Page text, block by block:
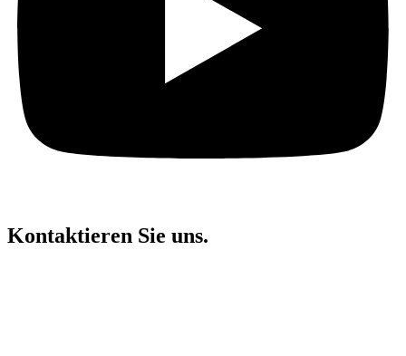
Kontaktieren Sie uns.